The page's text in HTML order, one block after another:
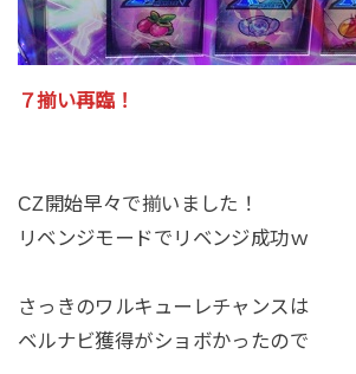
７揃い再臨！
CZ開始早々で揃いました！
リベンジモードでリベンジ成功ｗ
さっきのワルキューレチャンスは
ベルナビ獲得がショボかったので